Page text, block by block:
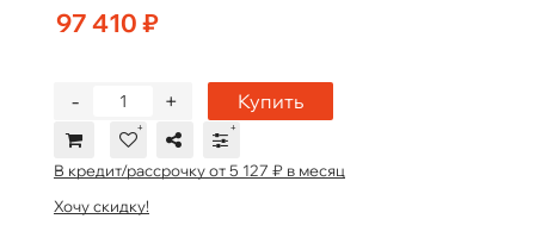
97 410 ₽
+
- Купить
В кредит/рассрочку от 5 127 ₽ в месяц
Хочу скидку!